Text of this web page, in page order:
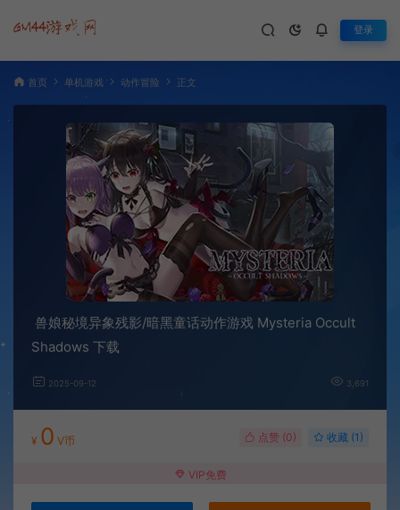
登录
首页 单机游戏 动作冒险 正文
兽娘秘境异象残影/暗黑童话动作游戏 Mysteria Occult
Shadows 下载
2025-09-12 3,691
¥ 0 V币 点赞 (0) 收藏 (1)
VIP免费